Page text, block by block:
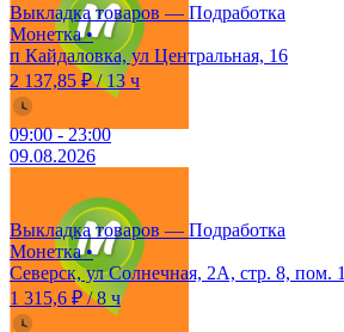
Выкладка товаров — Подработка
Монетка•
п Кайдаловка, ул Центральная, 16
2 137,85 ₽/13 ч
09:00-23:00
09.08.2026
Выкладка товаров — Подработка
Монетка•
Северск, ул Солнечная, 2А, стр. 8, пом. 1
1 315,6 ₽/8 ч